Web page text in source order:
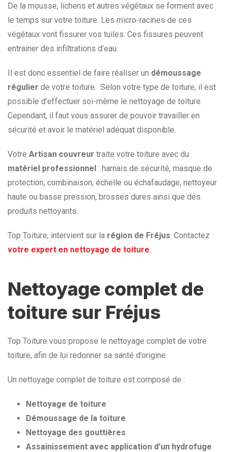
De la mousse, lichens et autres végétaux se forment avec
le temps sur votre toiture. Les micro-racines de ces
végétaux vont fissurer vos tuiles. Ces fissures peuvent
entrainer des infiltrations d’eau.
Il est donc essentiel de faire réaliser un démoussage
régulier de votre toiture. Selon votre type de toiture, il est
possible d’effectuer soi-même le nettoyage de toiture.
Cependant, il faut vous assurer de pouvoir travailler en
sécurité et avoir le matériel adéquat disponible.
Votre Artisan couvreur traite votre toiture avec du
matériel professionnel : harnais de sécurité, masque de
protection, combinaison, échelle ou échafaudage, nettoyeur
haute ou basse pression, brosses dures ainsi que des
produits nettoyants.
Top Toiture, intervient sur la région de Fréjus. Contactez
votre expert en nettoyage de toiture.
Nettoyage complet de
toiture sur Fréjus
Top Toiture vous propose le nettoyage complet de votre
toiture, afin de lui redonner sa santé d’origine.
Un nettoyage complet de toiture est composé de :
Nettoyage de toiture
Démoussage de la toiture
Nettoyage des gouttières
Assainissement avec application d’un hydrofuge